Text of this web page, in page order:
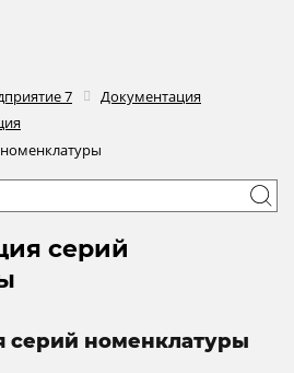
7
Документация
серий
серий номенклатуры